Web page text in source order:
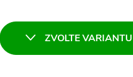
ZVOLTE VARIANTU